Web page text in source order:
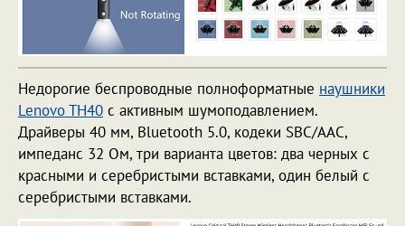
Недорогие беспроводные полноформатные наушники
Lenovo TH40 с активным шумоподавлением.
Драйверы 40 мм, Bluetooth 5.0, кодеки SBC/AAC,
импеданс 32 Ом, три варианта цветов: два черных с
красными и серебристыми вставками, один белый с
серебристыми вставками.